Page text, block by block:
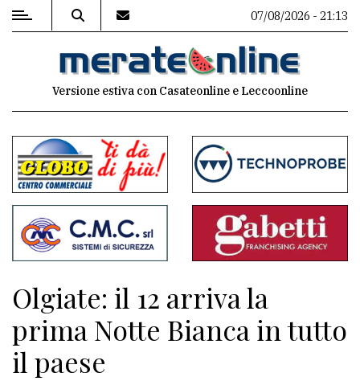
MENU
commenti
Contenuti
del
sito
Associazioni
Meteo
07/08/2026 - 21:13
Versione estiva con Casateonline e Leccoonline
Olgiate: il 12 arriva la
prima Notte Bianca in tutto
il paese